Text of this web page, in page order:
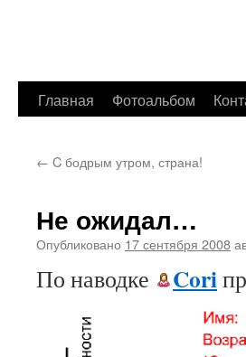
Перейти
содержимому
Главная Фотоальбом
← C бодрым утром, страна!
Не ожидал…
Опубликовано 17 сентября 2008
По наводке Cori